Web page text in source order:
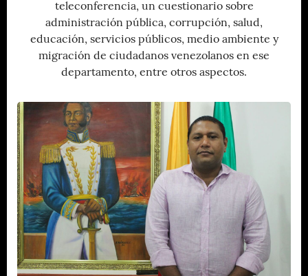
teleconferencia, un cuestionario sobre
administración pública, corrupción, salud,
educación, servicios públicos, medio ambiente y
migración de ciudadanos venezolanos en ese
departamento, entre otros aspectos.